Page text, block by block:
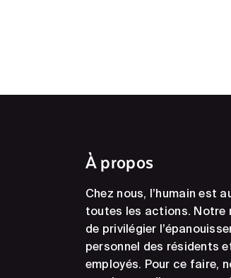
À propos
Chez nous, l’humain est
toutes les actions. Notre
de privilégier
personnel des résidents
employés. Pour ce faire,